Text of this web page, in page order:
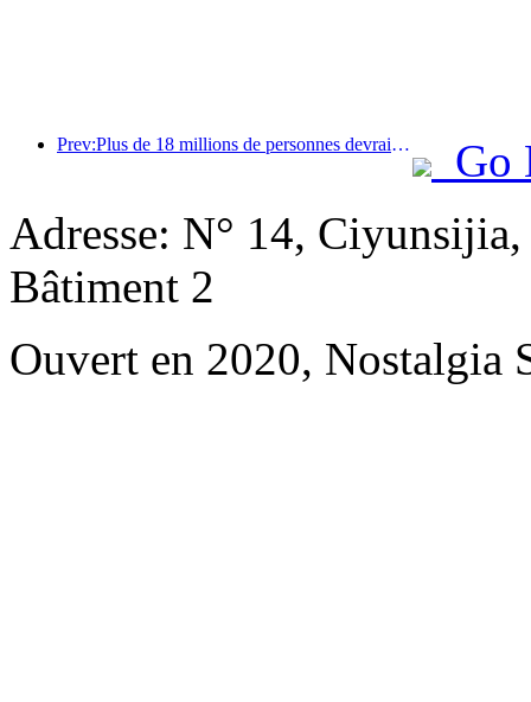
Prev:Plus de 18 millions de personnes devraient entrer et sortir du pays pendant les neuf jours de vacances du Nouvel An chinois.
Go
Adresse: N° 14,
Bâtiment 2
Ouvert en 2020, Nostalgia